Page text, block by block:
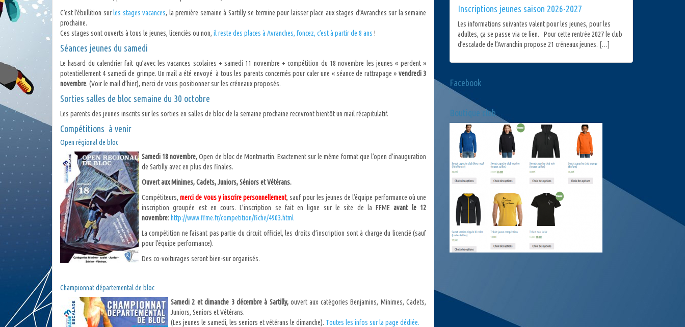
C’est l’ébullition sur les stages vacances, la première semaine à Sartilly se termine pour laisser place aux stages d’Avranches sur la semaine
prochaine.
Ces stages sont ouverts à tous le jeunes, licenciés ou non, il reste des places à Avranches, foncez, c’est à partir de 8 ans !
Séances jeunes du samedi
Le hasard du calendrier fait qu’avec les vacances scolaires + samedi 11 novembre + compétition du 18 novembre les jeunes « perdent »
potentiellement 4 samedi de grimpe. Un mail a été envoyé à tous les parents concernés pour caler une « séance de rattrapage » vendredi 3
novembre. (Voir le mail d’hier), merci de vous positionner sur les créneaux proposés.
Sorties salles de bloc semaine du 30 octobre
Les parents des jeunes inscrits sur les sorties en salles de bloc de la semaine prochaine recevront bientôt un mail récapitulatif.
Compétitions à venir
Open régional de bloc
Samedi 18 novembre, Open de bloc de Montmartin. Exactement sur le même format que l’open d’inauguration
de Sartilly avec en plus des finales.
Ouvert aux Minimes, Cadets, Juniors, Séniors et Vétérans.
Compétiteurs,merci de vous y inscrire personnellement, sauf pour les jeunes de l’équipe performance où une
inscription groupée est en cours. L’inscription se fait en ligne sur le site de la FFMEavant le 12
novembre: http://www.ffme.fr/competition/fiche/4903.html
La compétition ne faisant pas partie du circuit officiel, les droits d’inscription sont à charge du licencié (sauf
pour l’équipe performance).
Des co-voiturages seront bien-sur organisés.
Championnat départemental de bloc
Samedi 2 et dimanche 3 décembre à Sartilly,ouvert aux catégories Benjamins, Minimes, Cadets,
Juniors, Seniors et Vétérans.
(Les jeunes le samedi, les seniors et vétérans le dimanche). Toutes les infos sur la page dédiée.
Inscriptions jeunes saison 2026-2027
Les informations suivantes valent pour les jeunes, pour les
adultes, ça se passe via ce lien. Pour cette rentrée 2027 le club
d’escalade de l’Avranchin propose 21 créneaux jeunes. […]
Facebook
Boutique club